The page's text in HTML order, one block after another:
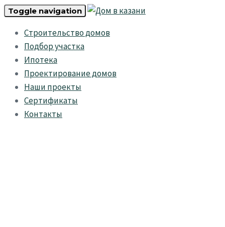
Skip
Skip
primary
navigation
Skip
content
Toggle navigation
Строительство домов
Подбор участка
Ипотека
Проектирование домов
Наши проекты
Сертификаты
Контакты